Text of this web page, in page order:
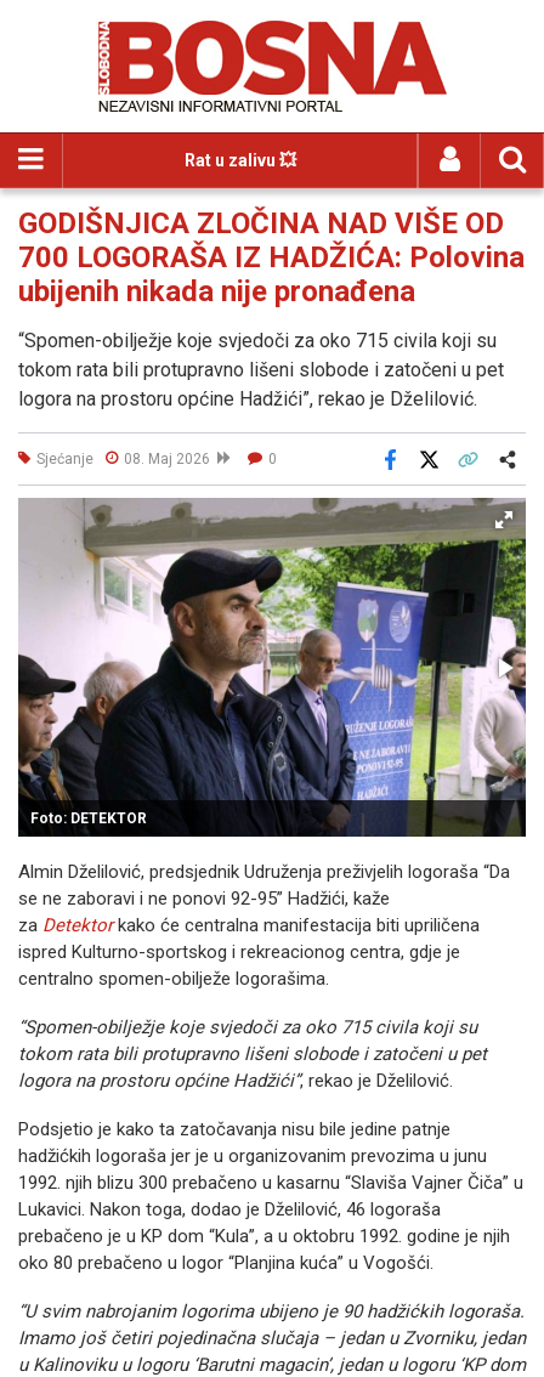
Rat u zalivu 💥
GODIŠNJICA ZLOČINA NAD VIŠE OD
700 LOGORAŠA IZ HADŽIĆA: Polovina
ubijenih nikada nije pronađena
“Spomen-obilježje koje svjedoči za oko 715 civila koji su
tokom rata bili protupravno lišeni slobode i zatočeni u pet
logora na prostoru općine Hadžići”, rekao je Dželilović.
Sjećanje 08. Maj 2026 0
Facebook
Foto: DETEKTOR
Almin Dželilović, predsjednik Udruženja preživjelih logoraša “Da
se ne zaboravi i ne ponovi 92-95” Hadžići, kaže
za Detektor kako će centralna manifestacija biti upriličena
ispred Kulturno-sportskog i rekreacionog centra, gdje je
centralno spomen-obilježe logorašima.
“Spomen-obilježje koje svjedoči za oko 715 civila koji su
tokom rata bili protupravno lišeni slobode i zatočeni u pet
logora na prostoru općine Hadžići”, rekao je Dželilović.
Podsjetio je kako ta zatočavanja nisu bile jedine patnje
hadžićkih logoraša jer je u organizovanim prevozima u junu
1992. njih blizu 300 prebačeno u kasarnu “Slaviša Vajner Čiča” u
Lukavici. Nakon toga, dodao je Dželilović, 46 logoraša
prebačeno je u KP dom “Kula”, a u oktobru 1992. godine je njih
oko 80 prebačeno u logor “Planjina kuća” u Vogošći.
“U svim nabrojanim logorima ubijeno je 90 hadžićkih logoraša.
Imamo još četiri pojedinačna slučaja – jedan u Zvorniku, jedan
u Kalinoviku u logoru ‘Barutni magacin’, jedan u logoru ‘KP dom